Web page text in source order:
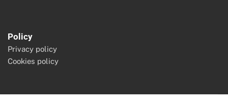
Policy
Privacy policy
Cookies policy